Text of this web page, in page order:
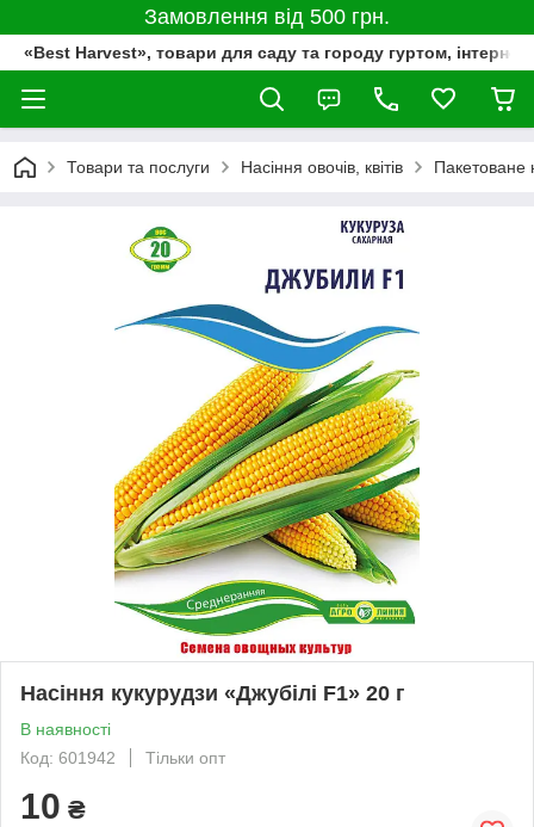
Замовлення від 500 грн.
«Best Harvest», товари для саду та городу гуртом,
Товари та послуги Насіння овочів, квітів Пакетоване
Насіння кукурудзи «Джубілі F1» 20 г
В наявності
Код: 601942
Тільки опт
10 ₴